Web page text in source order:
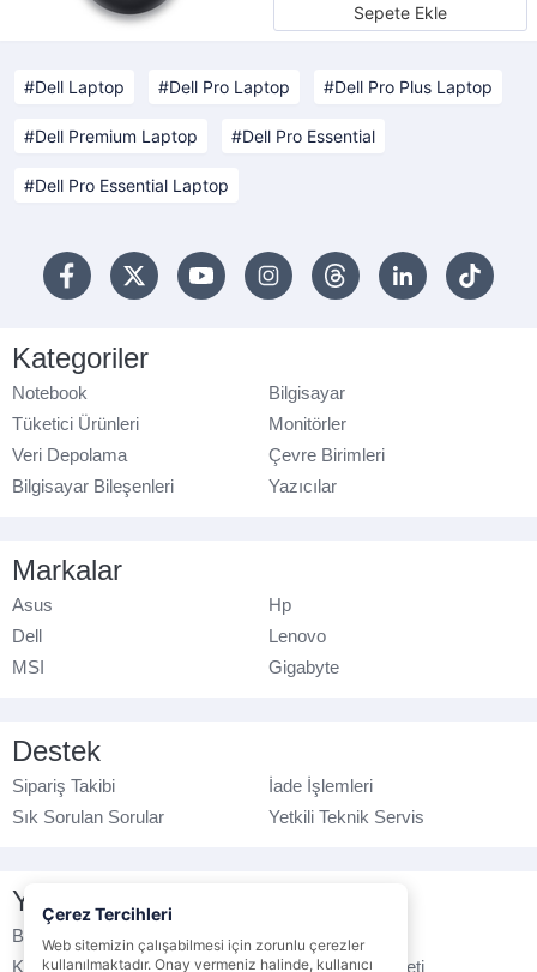
Sepete Ekle
Dell Laptop Dell Pro Laptop Dell Pro Plus Laptop
Dell Premium Laptop Dell Pro Essential
Dell Pro Essential Laptop
Kategoriler
Notebook
Bilgisayar
Tüketici Ürünleri
Monitörler
Veri Depolama
Çevre Birimleri
Bilgisayar Bileşenleri
Yazıcılar
Markalar
Asus
Hp
Dell
Lenovo
MSI
Gigabyte
Destek
Sipariş Takibi
İade İşlemleri
Sık Sorulan Sorular
Yetkili Teknik Servis
Yasal Bilgilendirme
Banka Hesap No
Çerez Politikası
Kullanım Koşulları
Ticari Elektronik İleti
Çerez Tercihleri
Web sitemizin çalışabilmesi için zorunlu çerezler
kullanılmaktadır. Onay vermeniz halinde, kullanıcı